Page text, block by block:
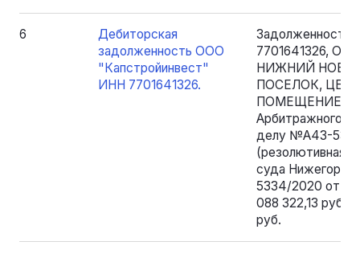
6
Дебиторская
задолженность ООО
"Капстройинвест"
ИНН 7701641326.
Задолженность
7701641326,
НИЖНИЙ
ПОСЕЛОК,
ПОМЕЩЕНИЕ 12)
Арбитражного
делу №А43-
(резолютивная
суда
5334/2020 от
088 322,13 руб.
руб.